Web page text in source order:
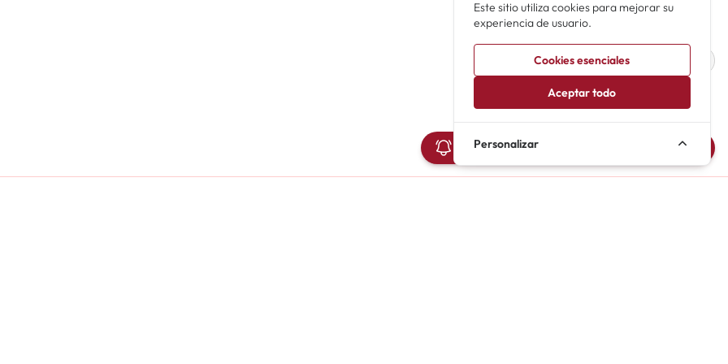
Avisarme de novedades de Tarzán (2025)
Este sitio utiliza cookies para mejorar su
experiencia de usuario.
Cookies esenciales
Aceptar todo
Personalizar